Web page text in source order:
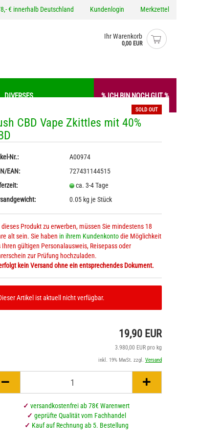
€ innerhalb Deutschland Kundenlogin Merkzettel
Ihr Warenkorb
0,00 EUR
/ -Aufstriche
Pesto
Gewürze
Nudeln mit Hanf
& Süsses mit Hanf
& Enerieriegel
Hanfkaffee
Hanftee
DIVERSES % ICH BIN NOCH GUT %
SOLD OUT
CBD Vape Zkittles mit 40%
Nr.:
A00974
EAN:
727431144515
ca. 3-4 Tage
0.05kg je Stück
dieses Produkt zu erwerben, müssen Sie mindestens 18
alt sein. Sie haben in ihrem Kundenkontodie Möglichkeit
Ihren gültigen Personalausweis, Reisepass oder
zur Prüfung hochzuladen.
kein Versand ohne ein entsprechendes Dokument.
Artikel ist aktuell nicht verfügbar.
19,90 EUR
3.980,00 EUR pro kg
inkl. 19% MwSt. zzgl. Versand
✓ versandkostenfrei ab 78€ Warenwert
✓ geprüfte Qualität vom Fachhandel
✓ Kauf auf Rechnung ab 5. Bestellung